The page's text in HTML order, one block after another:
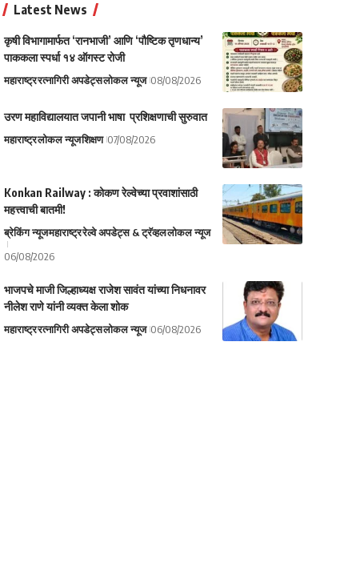
Latest News
कृषी विभागामार्फत ‘रानभाजी’ आणि ‘पौष्टिक तृणधान्य’
पाककला स्पर्धा १४ ऑगस्ट रोजी
महाराष्ट्ररत्नागिरी अपडेट्सलोकल न्यूज 08/08/2026
उरण महाविद्यालयात जपानी भाषा प्रशिक्षणाची सुरुवात
महाराष्ट्रलोकल न्यूजशिक्षण 07/08/2026
Konkan Railway : कोकण रेल्वेच्या प्रवाशांसाठी
महत्त्वाची बातमी!
ब्रेकिंग न्यूजमहाराष्ट्ररेल्वे अपडेट्स & ट्रॅव्हललोकल न्यूज
06/08/2026
भाजपचे माजी जिल्हाध्यक्ष राजेश सावंत यांच्या निधनावर
नीलेश राणे यांनी व्यक्त केला शोक
महाराष्ट्ररत्नागिरी अपडेट्सलोकल न्यूज 06/08/2026